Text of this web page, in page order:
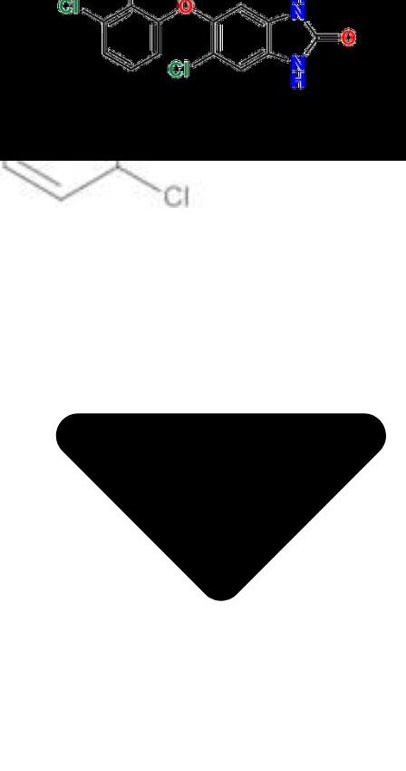
Antimicrobianos
Biología celular y molecular
Inmunoensayos y anticuerpos
Librerías de compuestos
Kits